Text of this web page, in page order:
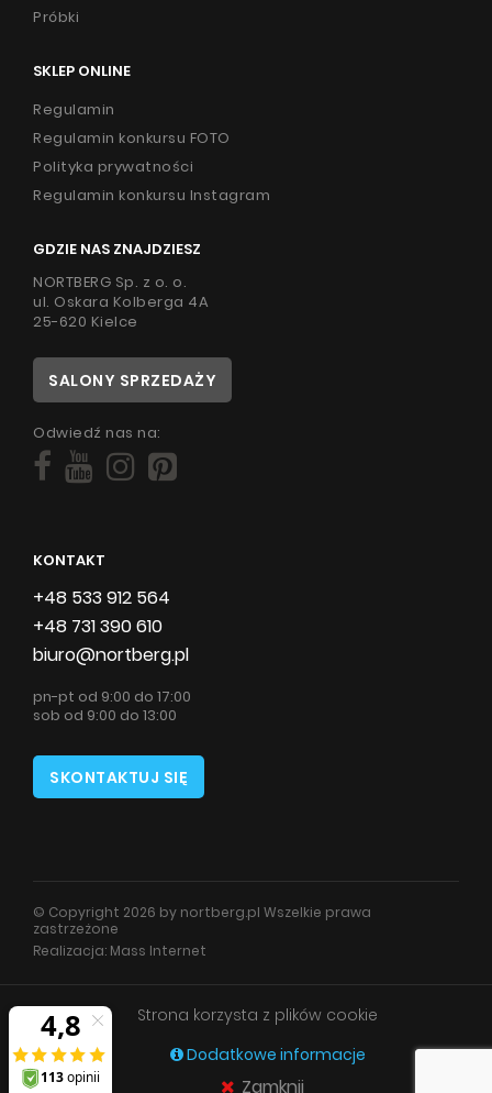
Próbki
SKLEP ONLINE
Regulamin
Regulamin konkursu FOTO
Polityka prywatności
Regulamin konkursu Instagram
GDZIE NAS ZNAJDZIESZ
NORTBERG Sp. z o. o.
ul. Oskara Kolberga 4A
25-620 Kielce
SALONY SPRZEDAŻY
Odwiedź nas na:
KONTAKT
+48 533 912 564
+48 731 390 610
biuro@nortberg.pl
pn-pt od 9:00 do 17:00
sob od 9:00 do 13:00
SKONTAKTUJ SIĘ
© Copyright 2026 by nortberg.pl Wszelkie prawa
zastrzeżone
Realizacja: Mass Internet
Strona korzysta z plików cookie
Dodatkowe informacje
Zamknij